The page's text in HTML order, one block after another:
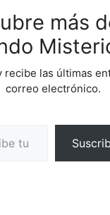
más
recibe las últimas
correo electrónico.